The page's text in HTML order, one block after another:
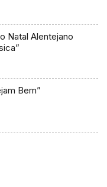
Natal Alentejano
Bem”